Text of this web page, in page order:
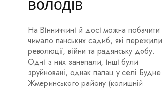
володів
На Вінниччині й досі можна побачити
чимало панських садиб, які пережили
революції, війни та радянську добу.
Одні з них занепали, інші були
зруйновані, однак палац у селі Будне
Жмеринського району (колишній